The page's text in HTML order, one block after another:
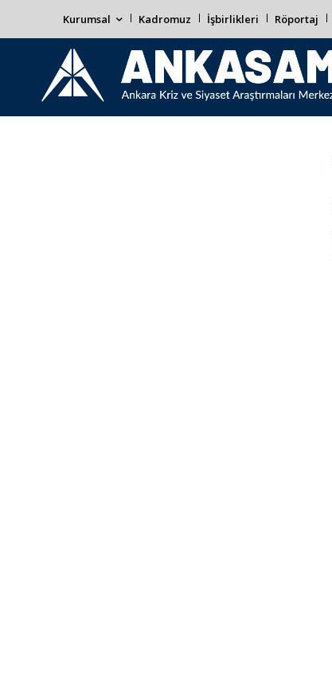
Kurumsal Kadromuz İşbirlikleri Röportaj